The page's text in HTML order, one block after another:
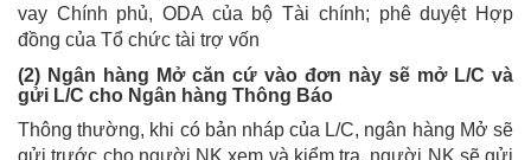
vay Chính phủ, ODA của bộ Tài chính; phê duyệt Hợp
đồng của Tổ chức tài trợ vốn
(2) Ngân hàng Mở căn cứ vào đơn này sẽ mở L/C và
gửi L/C cho Ngân hàng Thông Báo
Thông thường, khi có bản nháp của L/C, ngân hàng Mở sẽ
gửi trước cho người NK xem và kiểm tra, người NK sẽ gửi